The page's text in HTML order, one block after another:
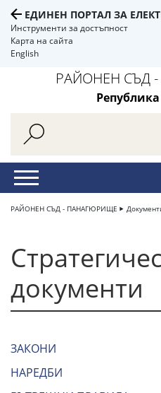
ЕДИНЕН ПОРТАЛ ЗА
Инструменти за достъпност
Карта на сайта
English
РАЙОНЕН СЪД
РАЙОНЕН СЪД - ПАНАГЮРИЩЕ
документи
ЗАКОНИ
НАРЕДБИ